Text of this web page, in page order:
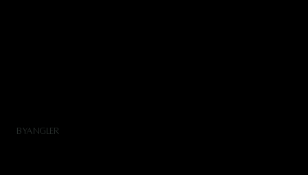
BYANGLER